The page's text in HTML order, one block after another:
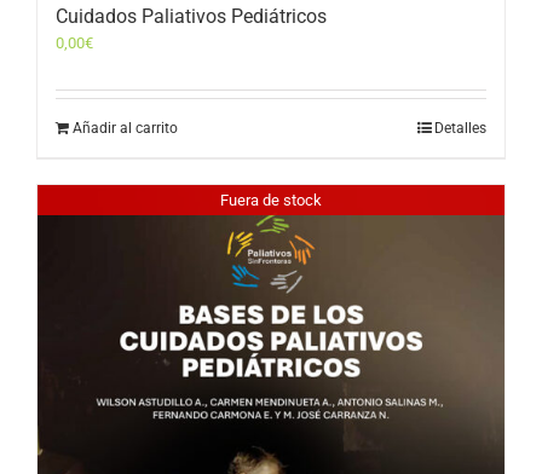
Cuidados Paliativos Pediátricos
0,00€
Añadir al carrito Detalles
Fuera de stock